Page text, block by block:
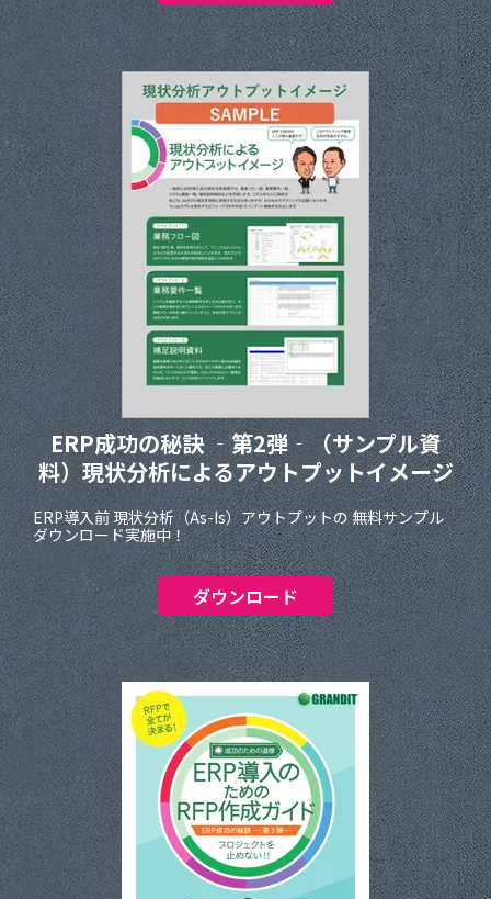
ERP成功の秘訣 ‐第2弾‐（サンプル資
料）現状分析によるアウトプットイメージ
ERP導入前 現状分析（As-Is）アウトプットの 無料サンプル
ダウンロード実施中！
ダウンロード